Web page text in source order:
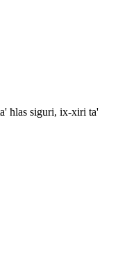
ħlas siguri, ix-xiri ta'